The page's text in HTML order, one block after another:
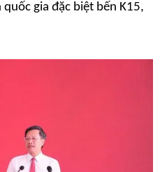
gia đặc biệt bến K15,